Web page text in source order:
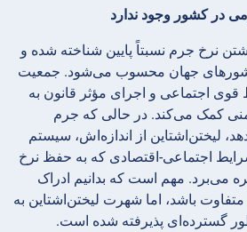
نرخ جرم نسبتاً پایین شناخته شده و
جهان محسوب می‌شود. جمعیت
قوی اجتماعی و اجرای مؤثر قانون به
کمک می‌کند. در حالی که جرم
لیختن‌اشتاین از اندازه‌اش، سیستم
اجتماعی-اقتصادی که به حفظ نرخ
می‌برد. مهم است که بدانیم ادراک
متفاوت باشد، اما شهرت لیختن‌اشتاین به
گسترده‌ای پذیرفته شده است.